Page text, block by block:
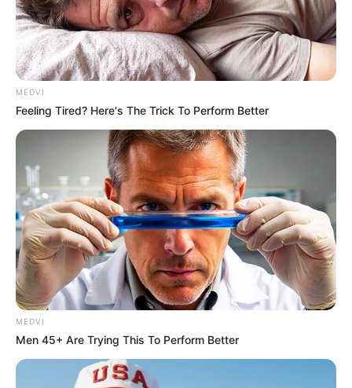
MEDVI
Feeling Tired? Here's The Trick To Perform Better
MEDVI
Men 45+ Are Trying This To Perform Better